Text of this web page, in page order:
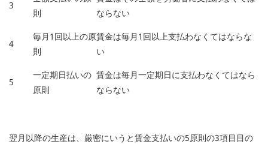
3
則
ならない
4
毎月1回以上の原
則
賃金は毎月1回以上支払わなくてはならな
い
5
一定期日払いの
原則
賃金は毎月一定期日に支払わなくてはなら
ならない
翌月以降の生産は、厳密にいうと賃金支払いの5原則の3項目目の